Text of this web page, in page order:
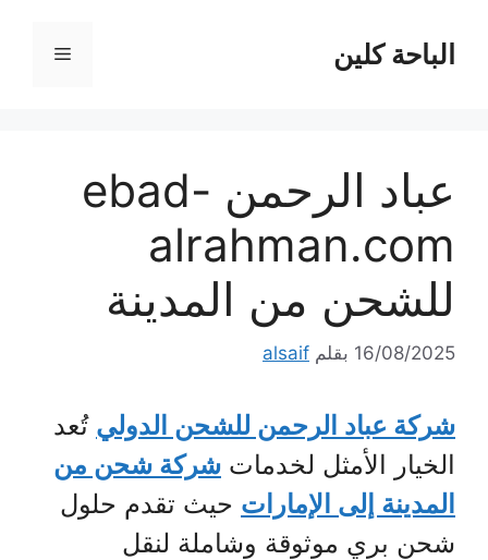
المحتوىالباحة كلين القائمة
عباد الرحمن ebad-
alrahman.com
للشحن من المدينة
16/08/2025 بقلم alsaif
شركة عباد الرحمن للشحن الدولي تُعد
الخيار الأمثل لخدمات شركة شحن من
المدينة إلى الإمارات حيث تقدم حلول
شحن بري موثوقة وشاملة لنقل